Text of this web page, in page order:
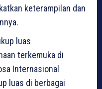
keterampilan dan
luas
terkemuka di
Internasional
luas di berbagai